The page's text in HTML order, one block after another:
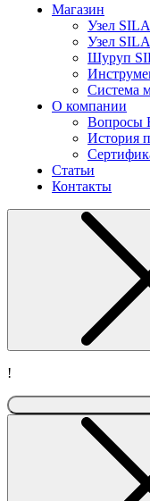
Магазин
Узел
Узел
Шуруп
Система
О компании
Вопросы
История
Статьи
Контакты
!